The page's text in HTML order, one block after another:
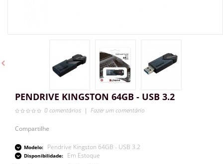
PENDRIVE KINGSTON 64GB - USB 3.2
0 comentários | Fazer um comentário
Compartilhe
Modelo: Pendrive Kingston 64GB - USB 3.2
Disponibilidade: Em Estoque